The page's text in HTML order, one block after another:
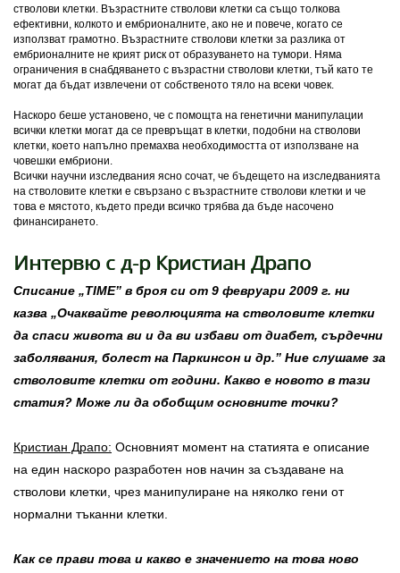
стволови клетки. Възрастните стволови клетки са също толкова
ефективни, колкото и ембрионалните, ако не и повече, когато се
използват грамотно. Възрастните стволови клетки за разлика от
ембрионалните не крият риск от образуването на тумори. Няма
ограничения в снабдяването с възрастни стволови клетки, тъй като те
могат да бъдат извлечени от собственото тяло на всеки човек.
Наскоро беше установено, че с помощта на генетични манипулации
всички клетки могат да се превръщат в клетки, подобни на стволови
клетки, което напълно премахва необходимостта от използване на
човешки ембриони.
Всички научни изследвания ясно сочат, че бъдещето на изследванията
на стволовите клетки е свързано с възрастните стволови клетки и че
това е мястото, където преди всичко трябва да бъде насочено
финансирането.
Интервю с д-р Кристиан Драпо
Списание „TIME” в броя си от 9 февруари 2009 г. ни
казва „Очаквайте революцията на стволовите клетки
да спаси живота ви и да ви избави от диабет, сърдечни
заболявания, болест на Паркинсон и др.” Ние слушаме за
стволовите клетки от години. Какво е новото в тази
статия? Може ли да обобщим основните точки?
Кристиан Драпо: Основният момент на статията е описание
на един наскоро разработен нов начин за създаване на
стволови клетки, чрез манипулиране на няколко гени от
нормални тъканни клетки.
Как се прави това и какво е значението на това ново